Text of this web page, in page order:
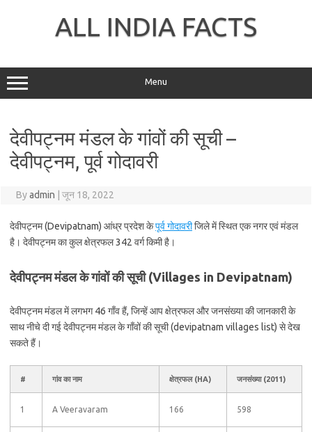
ALL INDIA FACTS
Menu
देवीपट्नम मंडल के गांवों की सूची –
देवीपट्नम, पूर्व गोदावरी
Byadmin जून 18, 2022
देवीपट्नम (Devipatnam) आंध्र प्रदेश केपूर्व गोदावरीजिले में स्थित एक नगर एवं मंडल
है। देवीपट्नम का कुल क्षेत्रफल 342 वर्ग किमी है।
देवीपट्नम मंडल के गांवों की सूची (Villages in Devipatnam)
देवीपट्नम मंडल में लगभग 46 गाँव हैं, जिन्हें आप क्षेत्रफल और जनसंख्या की जानकारी के
साथ नीचे दी गई देवीपट्नम मंडल के गाँवों की सूची (devipatnam villages list) से देख
सकते हैं।
# गांव का नाम क्षेत्रफल (HA) जनसंख्या (2011)
1 A Veeravaram 166 598